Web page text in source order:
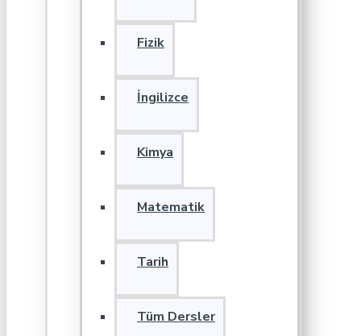
Fizik
İngilizce
Kimya
Matematik
Tarih
Tüm Dersler